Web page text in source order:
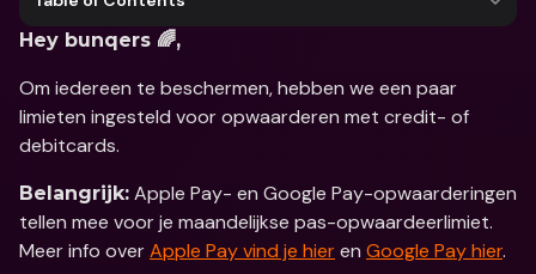
Hey bunqers 🌈,
Om iedereen te beschermen, hebben we een paar
limieten ingesteld voor opwaarderen met credit- of
debitcards.
Belangrijk: Apple Pay- en Google Pay-opwaarderingen
tellen mee voor je maandelijkse pas-opwaardeerlimiet.
Meer info over Apple Pay vind je hier en Google Pay hier.